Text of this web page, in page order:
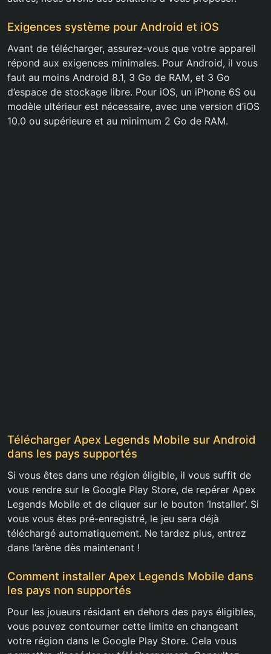
Exigences système pour Android et iOS
Avant de télécharger, assurez-vous que votre appareil
répond aux exigences minimales. Pour Android, il vous
faut au moins Android 8.1, 3 Go de RAM, et 3 Go
d’espace de stockage libre. Pour iOS, un iPhone 6S ou
modèle ultérieur est nécessaire, avec une version d’iOS
10.0 ou supérieure et au minimum 2 Go de RAM.
Télécharger Apex Legends Mobile sur Android
dans les pays supportés
Si vous êtes dans une région éligible, il vous suffit de
vous rendre sur le Google Play Store, de repérer Apex
Legends Mobile et de cliquer sur le bouton ‘Installer’. Si
vous vous êtes pré-enregistré, le jeu sera déjà
téléchargé automatiquement. Ne tardez plus, entrez
dans l’arène dès maintenant !
Comment installer Apex Legends Mobile dans
les pays non supportés
Pour les joueurs résidant en dehors des pays éligibles,
vous pouvez contourner cette limite en changeant
votre région dans le Google Play Store. Cela vous